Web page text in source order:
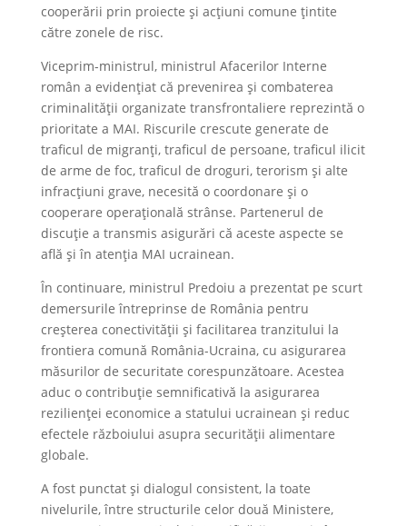
cooperării prin proiecte și acțiuni comune țintite
către zonele de risc.
Viceprim-ministrul, ministrul Afacerilor Interne
român a evidențiat că prevenirea și combaterea
criminalității organizate transfrontaliere reprezintă o
prioritate a MAI. Riscurile crescute generate de
traficul de migranți, traficul de persoane, traficul ilicit
de arme de foc, traficul de droguri, terorism și alte
infracțiuni grave, necesită o coordonare și o
cooperare operațională strânse. Partenerul de
discuție a transmis asigurări că aceste aspecte se
află și în atenția MAI ucrainean.
În continuare, ministrul Predoiu a prezentat pe scurt
demersurile întreprinse de România pentru
creșterea conectivității și facilitarea tranzitului la
frontiera comună România-Ucraina, cu asigurarea
măsurilor de securitate corespunzătoare. Acestea
aduc o contribuție semnificativă la asigurarea
rezilienței economice a statului ucrainean și reduc
efectele războiului asupra securității alimentare
globale.
A fost punctat și dialogul consistent, la toate
nivelurile, între structurile celor două Ministere,